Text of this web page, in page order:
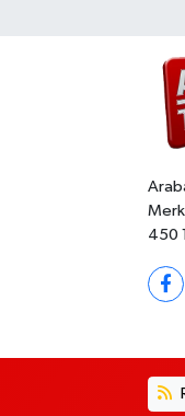
450